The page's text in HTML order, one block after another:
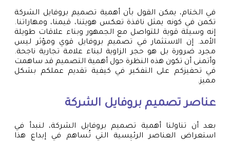
في الختام، يمكن القول بأن أهمية تصميم بروفايل الشركة
تكمن في كونه يمثل نافذة تعكس هويتنا، قيمنا، ومهاراتنا.
إنه وسيلة قوية للتواصل مع الجمهور وبناء علاقات طويلة
الأمد. إن الاستثمار في تصميم بروفايل قوي ومؤثر ليس
مجرد ضرورة بل هو حجر الزاوية لبناء علامة تجارية ناجحة.
وأتمنى أن تكون هذه النظرة حول أهمية التصميم قد ساهمت
في تحفيزكم على التفكير في كيفية تقديم عملكم بشكل
مميز.
عناصر تصميم بروفايل الشركة
بعد أن تناولنا أهمية تصميم بروفايل الشركة، لنبدأ في
استعراض العناصر الرئيسية التي تُساهم في إبداع هذا